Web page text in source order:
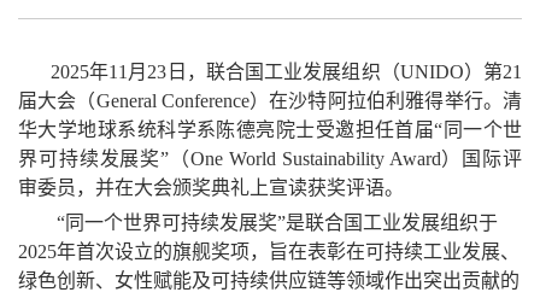
2025年11月23日，联合国工业发展组织（UNIDO）第21
届大会（General Conference）在沙特阿拉伯利雅得举行。清
华大学地球系统科学系 陈德亮 院士受邀担任首届“同一个世
界可持续发展奖”（One World Sustainability Award）国际评
审委员，并在大会颁奖典礼上宣读获奖评语。
“同一个世界可持续发展奖”是联合国工业发展组织于
2025年首次设立的旗舰奖项，旨在表彰在可持续工业发展、
绿色创新、女性赋能及可持续供应链等领域作出突出贡献的